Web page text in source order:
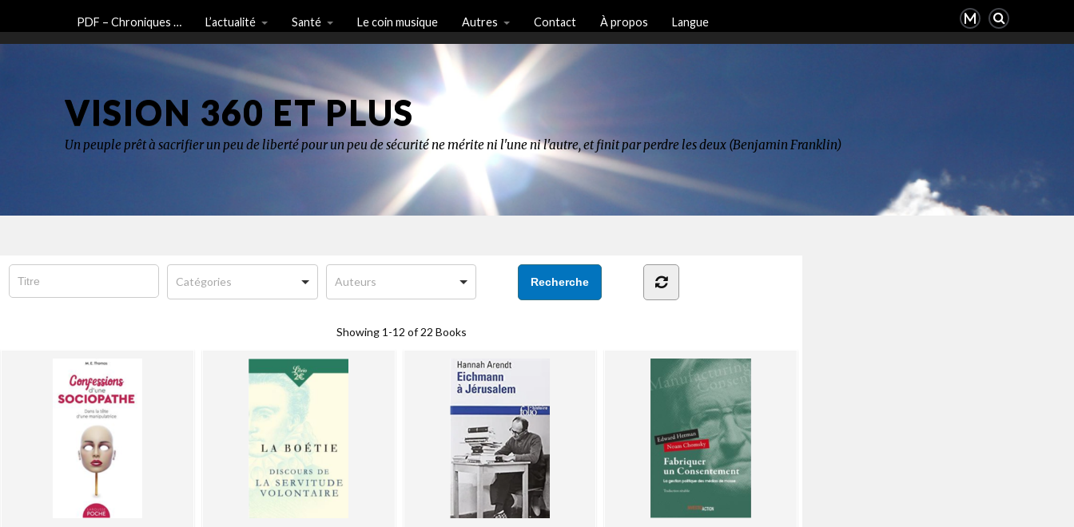
PDF – Chroniques … L’actualité Santé Le coin musique Autres Contact À propos Langue
VISION 360 ET PLUS
Un peuple prêt à sacrifier un peu de liberté pour un peu de sécurité ne mérite ni l'une ni l'autre, et finit par perdre les deux (Benjamin Franklin)
Showing 1-12 of 22 Books